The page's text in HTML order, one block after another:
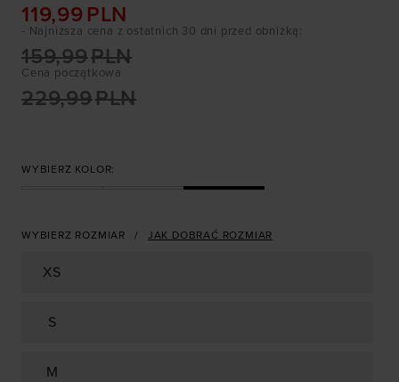
119,99 PLN
Cena początkowa
229,99PLN
159,99PLN
- Najniższa cena z ostatnich 30 dni przed obniżką:
WYBIERZ KOLOR:
WYBIERZ ROZMIAR JAK DOBRAĆ ROZMIAR
XS
S
M